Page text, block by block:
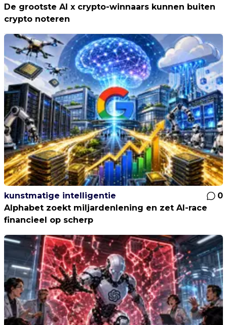
De grootste AI x crypto-winnaars kunnen buiten
crypto noteren
kunstmatige intelligentie
0
Alphabet zoekt miljardenlening en zet AI-race
financieel op scherp